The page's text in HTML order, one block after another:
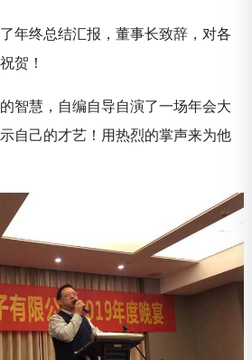
年终总结汇报，董事长致辞，对各
贺！
智慧，自编自导自演了一场年会大
自己的才艺！用热烈的掌声来为他